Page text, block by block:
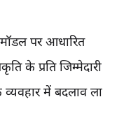
पर आधारित
के प्रति जिम्मेदारी
में बदलाव ला